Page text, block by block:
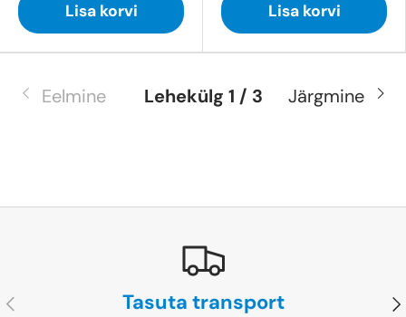
Lisa korvi Lisa korvi
Eelmine Lehekülg 1 / 3 Järgmine
Eelmine Tasuta transport